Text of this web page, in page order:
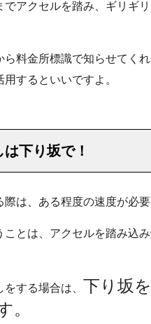
でアクセルを踏み、ギリギ
ら料金所標識で知らせてく
するといいですよ。
下り坂で！
は、ある程度の速度が必要
ことは、アクセルを踏み込
する場合は、 下り坂
。